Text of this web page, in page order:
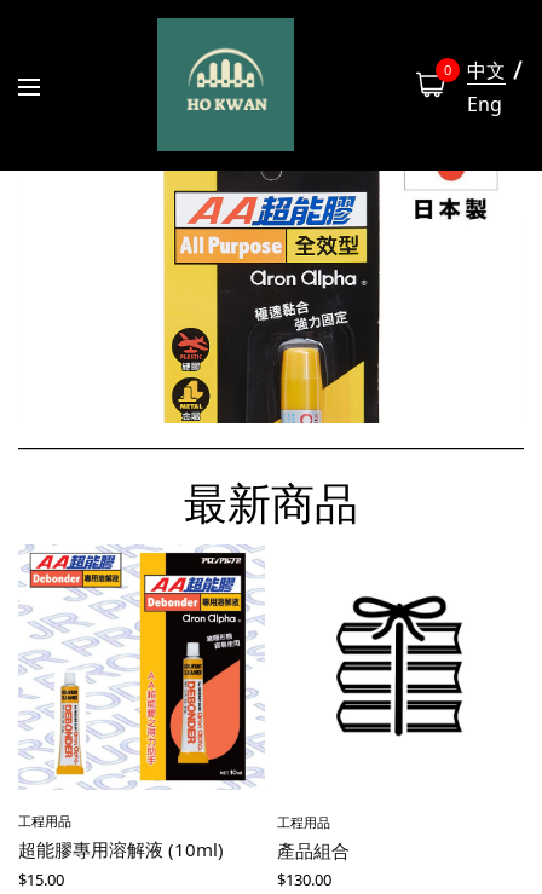
0
中文
Eng
最新商品
工程用品
超能膠專用溶解液 (10ml)
$15.00
工程用品
產品組合
$130.00